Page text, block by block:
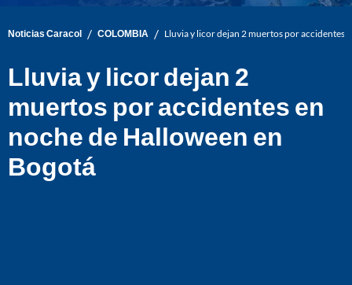
Noticias Caracol / COLOMBIA / Lluvia y licor dejan 2 muertos por accidentes
Lluvia y licor dejan 2
muertos por accidentes en
noche de Halloween en
Bogotá